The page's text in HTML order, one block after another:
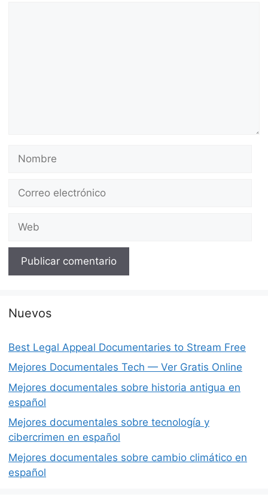
electrónico
Nuevos
Best Legal Appeal Documentaries to Stream Free
Mejores Documentales Tech — Ver Gratis Online
Mejores documentales sobre historia antigua en
español
Mejores documentales sobre tecnología y
cibercrimen en español
Mejores documentales sobre cambio climático en
español